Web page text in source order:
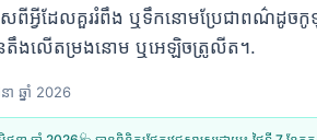
ពីអ្វីដែលគួររំពឹង ឬទឹកនោមប្រែជាពណ៌ដូចកូ
តឹងលើតម្រងនោម ឬអេឡិចត្រូលីត។.
ា ឆ្នាំ 2026